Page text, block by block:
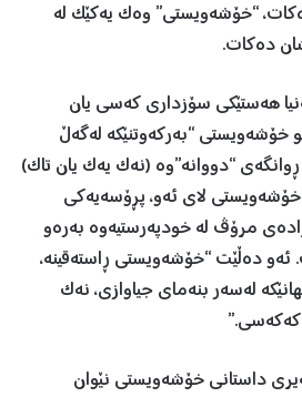
“خۆشەویستی” وەک یەکێک لە
دەکات.
هەستێکی سۆزداری کەسی یان
خۆشەویستی “بەرکەوتنێکە لەگەڵ
ڕوانگەی “دووانە”وە (نەک یەک یان تاک)
لای ئەو، پڕۆسەیەکی
مرۆڤ لە خودپەرستیەوە بەرەو
ئەو دەڵێت “خۆشەویستی ڕاستەقینە،
لەسەر بنەمای جیاوازی، نەک
داستانی خۆشەویستی نێوان